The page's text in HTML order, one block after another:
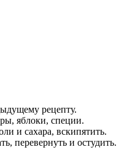
рецепту.
яблоки, специи.
и сахара, вскипятить.
перевернуть и остудить.